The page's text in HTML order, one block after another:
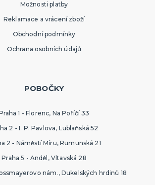
Možnosti platby
Reklamace a vrácení zboží
Obchodní podmínky
Ochrana osobních údajů
POBOČKY
1 - Florenc, Na Poříčí 33
2 - I. P. Pavlova, Lublaňská 52
2 - Náměstí Míru, Rumunská 21
Praha 5 - Anděl, Vltavská 28
nám., Dukelských hrdinů 18